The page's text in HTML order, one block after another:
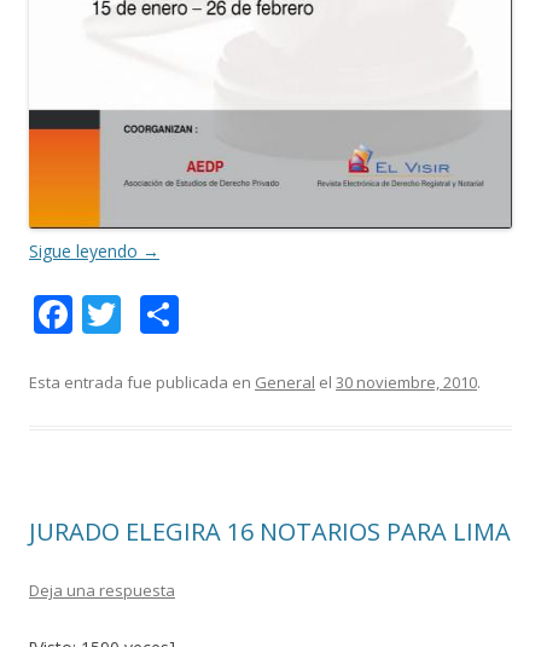
Sigue leyendo →
F
e
k
T
itt m
r
Esta entrada fue publicada en General el 30 noviembre, 2010.
JURADO ELEGIRA 16 NOTARIOS PARA LIMA
Deja una respuesta